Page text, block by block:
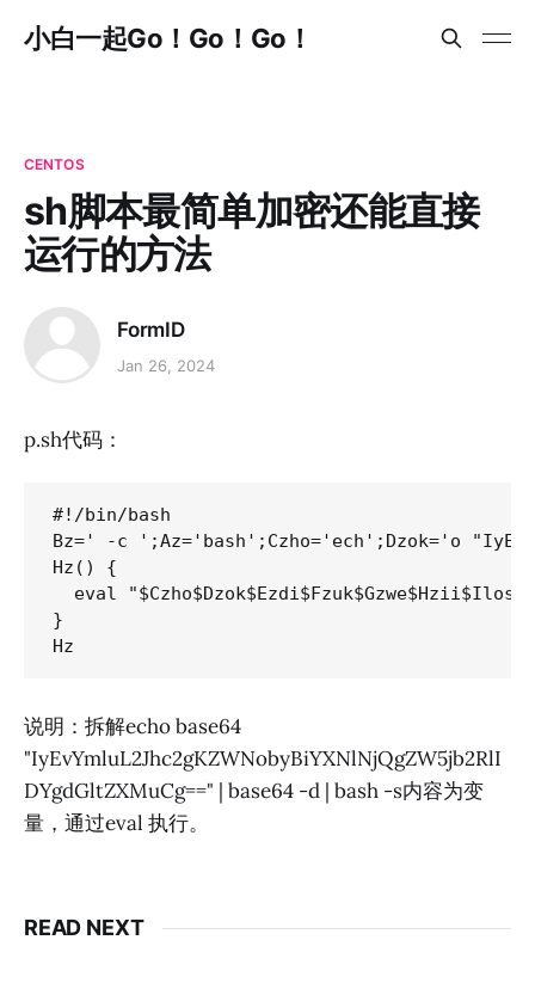
小白一起Go！Go！Go！
CENTOS
sh脚本最简单加密还能直接
运行的方法
FormID
Jan 26, 2024
p.sh代码：
#!/bin/bash
Bz=' -c ';Az='bash';Czho='ech';Dzok='o
Hz() {
  eval "$Czho$Dzok$Ezdi$Fzuk$Gzwe$Hzii$Ilos"
}
Hz
说明：拆解echo base64
"IyEvYmluL2Jhc2gKZWNobyBiYXNlNjQgZW5jb2RlI
DYgdGltZXMuCg==" | base64 -d | bash -s内容为变
量，通过eval 执行。
READ NEXT